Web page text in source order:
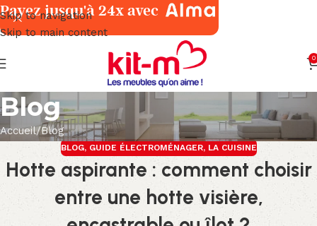
Skip to navigation
Skip to main content
0
Blog
Accueil Blog
BLOG, GUIDE ÉLECTROMÉNAGER, LA CUISINE
Hotte aspirante : comment choisir
entre une hotte visière,
Payez jusqu'à 24x avec